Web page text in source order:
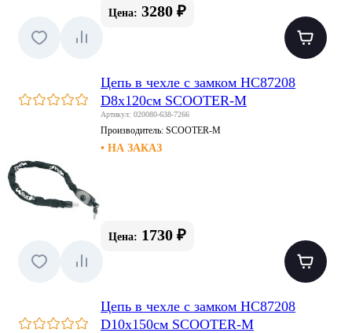
Цена: 3280 ₽
Цепь в чехле с замком HC87208
D8x120см SCOOTER-M
Артикул: 020080-638-7266
Производитель: SCOOTER-M
• НА ЗАКАЗ
Цена: 1730 ₽
Цепь в чехле с замком HC87208
D10x150см SCOOTER-M